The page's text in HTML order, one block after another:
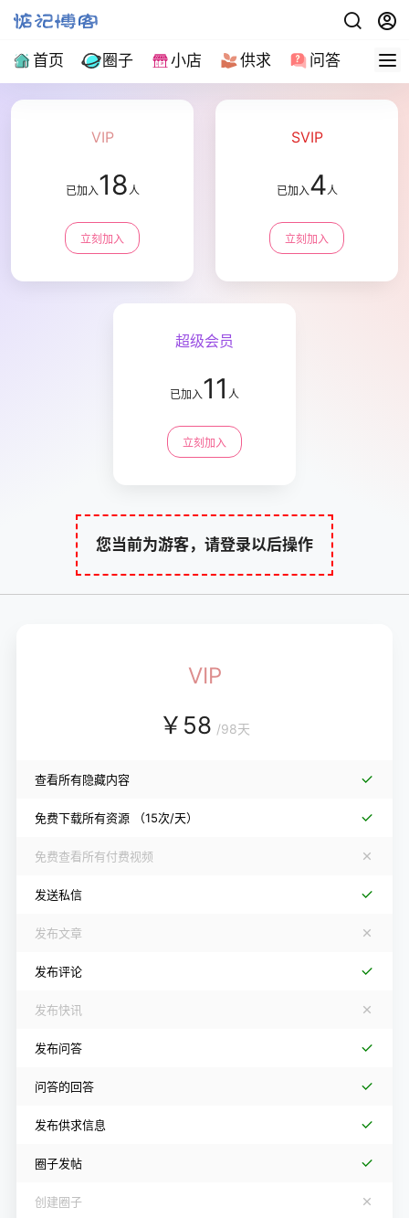
首页 圈子 小店 供求 问答 导航
VIP
已加入18人
立刻加入
SVIP
已加入4人
立刻加入
超级会员
已加入11 人
立刻加入
您当前为游客，请登录以后操作
VIP
￥ 58 /98天
查看所有隐藏内容
免费下载所有资源 （15次/天）
免费查看所有付费视频
发送私信
发布文章
发布评论
发布快讯
发布问答
问答的回答
发布供求信息
圈子发帖
创建圈子